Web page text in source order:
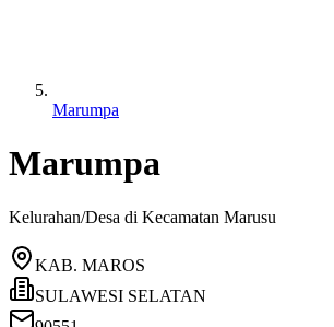
Marumpa
Marumpa
Kelurahan/Desa di Kecamatan Marusu
KAB. MAROS
SULAWESI SELATAN